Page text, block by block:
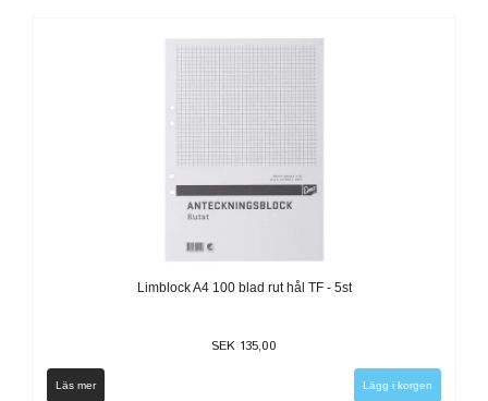
Limblock A4 100 blad rut hål TF - 5st
SEK 135,00
Läs mer